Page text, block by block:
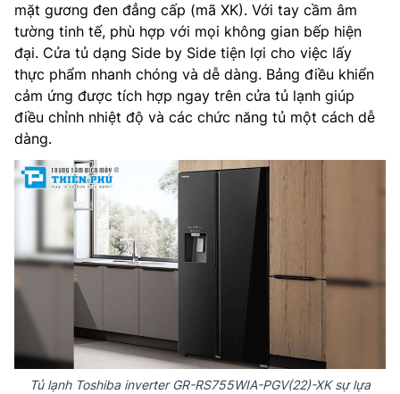
mặt gương đen đẳng cấp (mã XK). Với tay cầm âm
tường tinh tế, phù hợp với mọi không gian bếp hiện
đại. Cửa tủ dạng Side by Side tiện lợi cho việc lấy
thực phẩm nhanh chóng và dễ dàng. Bảng điều khiển
cảm ứng được tích hợp ngay trên cửa tủ lạnh giúp
điều chỉnh nhiệt độ và các chức năng tủ một cách dễ
dàng.
Tủ lạnh Toshiba inverter GR-RS755WIA-PGV(22)-XK sự lựa